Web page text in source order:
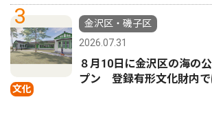
3
文化
金沢区・磯子区
2026.07.31
８月10日に金沢区の海の
プン 登録有形文化財内で